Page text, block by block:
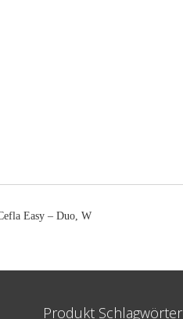
Easy – Duo, W
Produkt Schlagwörter